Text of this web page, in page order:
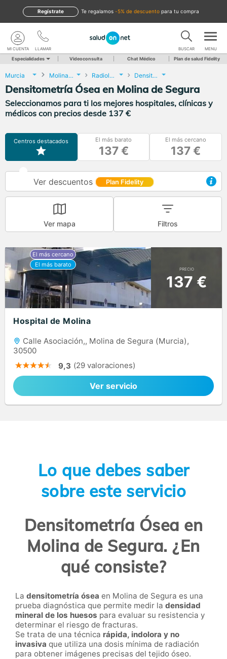
te regalamos -5% de descuento para tu compra
Regístrate
LLAMAR
MI CUENTA BUSCAR MENU
Especialidades Videoconsulta Chat Médico Plan de salud Fidelity
Murcia Molina de Segura Radiología Densitometría Ósea
Densitometría Ósea en Molina de Segura
Seleccionamos para ti los mejores hospitales, clínicas y
médicos con precios desde 137 €
Centros destacados El más barato
137 €
El más cercano
137 €
Ver descuentos Plan Fidelity
Ver mapa Filtros
PRECIO
137 €
Hospital de Molina
Calle Asociación,, Molina de Segura (Murcia),
30500
9,3 (29 valoraciones)
Ver servicio
Lo que debes saber
sobre este servicio
Densitometría Ósea en
Molina de Segura. ¿En
qué consiste?
La densitometría ósea en Molina de Segura es una
prueba diagnóstica que permite medir la densidad
mineral de los huesos para evaluar su resistencia y
determinar el riesgo de fracturas.
Se trata de una técnica rápida, indolora y no
invasiva que utiliza una dosis mínima de radiación
para obtener imágenes precisas del tejido óseo.